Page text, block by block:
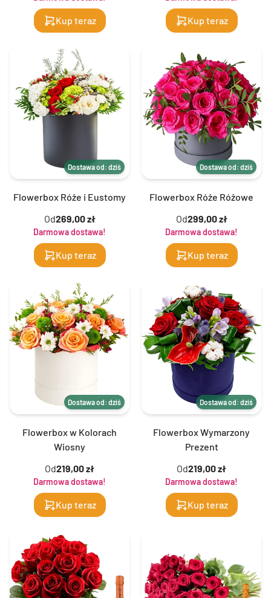
Kup teraz Kup teraz
Dostawa od: dziś
Flowerbox Róże i Eustomy
Od269,00 zł
Darmowa dostawa!
Kup teraz
Dostawa od: dziś
Flowerbox Róże Różowe
Od299,00 zł
Darmowa dostawa!
Kup teraz
Dostawa od: dziś
Flowerbox w Kolorach
Wiosny
Od219,00 zł
Darmowa dostawa!
Kup teraz
Dostawa od: dziś
Flowerbox Wymarzony
Prezent
Od219,00 zł
Darmowa dostawa!
Kup teraz